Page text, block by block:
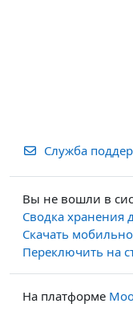
Служба
Вы не вошли в
Сводка хранения
Скачать
Переключить на
На платформе